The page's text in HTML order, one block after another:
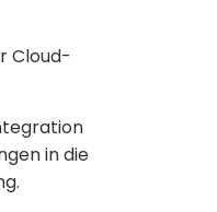
Cloud-
in die